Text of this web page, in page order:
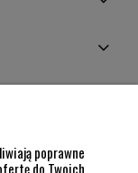
poprawne
do Twoich